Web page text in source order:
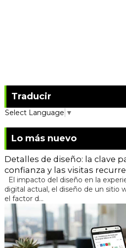
Traducir
Select Language ▼
Lo más nuevo
Detalles de diseño: la clave
confianza y las visitas
El impacto del diseño en la
digital actual, el diseño de un sitio
el factor d...